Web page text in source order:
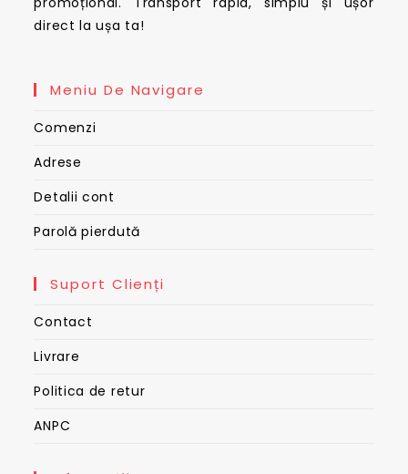
direct la ușa ta!
Meniu De Navigare
Comenzi
Adrese
Detalii cont
Parolă pierdută
Suport Clienți
Contact
Livrare
Politica de retur
ANPC